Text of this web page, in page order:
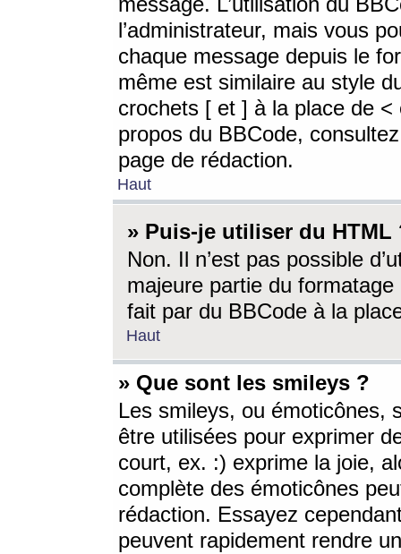
l’administrateur, mais vous
chaque message depuis le
même est similaire au style
crochets [ et ] à la place de <
propos du BBCode,
page de rédaction.
Haut
» Puis-je utiliser du HTML
Non. Il n’est pas possible
majeure partie du
fait par du BBCode à la
Haut
» Que sont les smileys ?
Les smileys, ou émoticônes,
être utilisées pour exprimer
court, ex. :) exprime la joie,
complète des émoticônes
rédaction. Essayez
peuvent rapidement rendre